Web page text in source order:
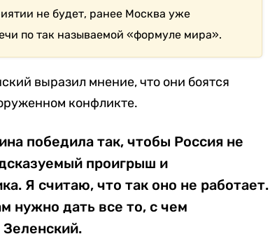
не будет, ранее Москва уже
по так называемой «формуле мира».
выразил мнение, что они боятся
конфликте.
победила так, чтобы Россия не
проигрыш и
Я считаю, что так оно не работает.
нужно дать все то, с чем